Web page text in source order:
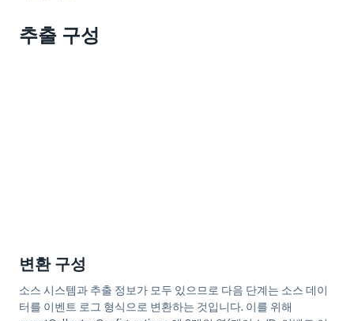
추출 구성
변환 구성
소스 시스템과 추출 정보가 모두 있으므로 다음 단계는 소스 데이
터를 이벤트 로그 형식으로 변환하는 것입니다. 이를 위해